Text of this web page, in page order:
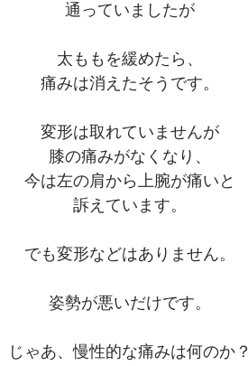
通っていましたが
太ももを緩めたら、
痛みは消えたそうです。
変形は取れていませんが
膝の痛みがなくなり、
今は左の肩から上腕が痛いと
訴えています。
でも変形などはありません。
姿勢が悪いだけです。
じゃあ、慢性的な痛みは何のか？